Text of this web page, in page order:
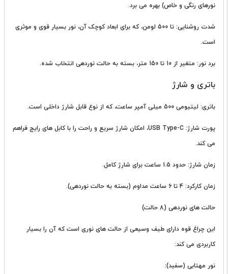
نورهای رنگی و خاص) بهره می برد.
شدت روشنایی: تا 500 لومن، که برای ابعاد کوچک آن، نور بسیار قوی و موثری
است.
برد نور: متغیر از 10 تا 150 متر، بسته به حالت نوردهی انتخاب شده.
باتری و شارژ
باتری: لیتیومی 500 میلی آمپر ساعت، که از نوع قابل شارژ داخلی است.
پورت شارژ: USB Type-C، امکان شارژ سریع و راحت را با کابل های رایج فراهم
می کند.
زمان شارژ: حدود 1.5 ساعت برای شارژ کامل.
زمان کارکرد: 4 تا 6 ساعت مداوم (بسته به حالت نوردهی).
حالت های نوردهی (8 حالت)
این چراغ قوه دارای طیف وسیعی از حالت های نوری است که آن را بسیار
کاربردی می کند:
نور مهتابی (سفید):